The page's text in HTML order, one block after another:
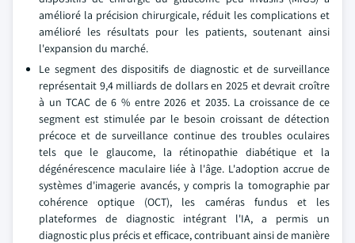
amélioré la précision chirurgicale, réduit les complications et
amélioré les résultats pour les patients, soutenant ainsi
l'expansion du marché.
Le segment des dispositifs de diagnostic et de surveillance
représentait 9,4 milliards de dollars en 2025 et devrait croître
à un TCAC de 6 % entre 2026 et 2035. La croissance de ce
segment est stimulée par le besoin croissant de détection
précoce et de surveillance continue des troubles oculaires
tels que le glaucome, la rétinopathie diabétique et la
dégénérescence maculaire liée à l'âge. L'adoption accrue de
systèmes d'imagerie avancés, y compris la tomographie par
cohérence optique (OCT), les caméras fundus et les
plateformes de diagnostic intégrant l'IA, a permis un
diagnostic plus précis et efficace, contribuant ainsi de manière